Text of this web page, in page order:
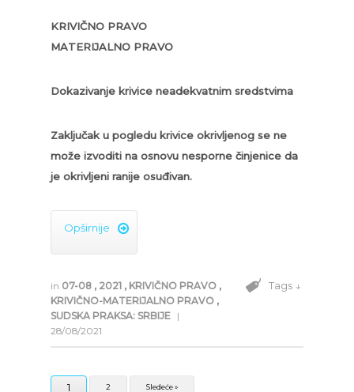
KRIVIČNO PRAVO
MATERIJALNO PRAVO
Dokazivanje krivice neadekvatnim sredstvima
Zaključak u pogledu krivice okrivljenog se ne
može izvoditi na osnovu nesporne činjenice da
je okrivljeni ranije osuđivan.
Opširnije 
in 07-08 , 2021 , KRIVIČNO PRAVO ,
KRIVIČNO-MATERIJALNO PRAVO ,
SUDSKA PRAKSA: SRBIJE |
28/08/2021
Tags ↓
1 2 Sledeće »